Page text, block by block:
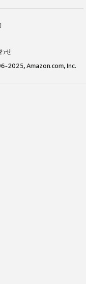
せ
2025, Amazon.com, Inc.